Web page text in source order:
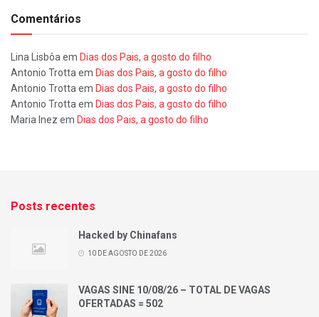
Comentários
Lina Lisbôa em Dias dos Pais, a gosto do filho
Antonio Trotta em Dias dos Pais, a gosto do filho
Antonio Trotta em Dias dos Pais, a gosto do filho
Antonio Trotta em Dias dos Pais, a gosto do filho
Maria Inez em Dias dos Pais, a gosto do filho
Posts recentes
Hacked by Chinafans
10 DE AGOSTO DE 2026
VAGAS SINE 10/08/26 – TOTAL DE VAGAS
OFERTADAS = 502